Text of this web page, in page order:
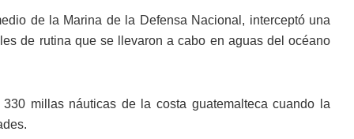
de la Marina de la Defensa Nacional, interceptó una
de rutina que se llevaron a cabo en aguas del océano
millas náuticas de la costa guatemalteca cuando la